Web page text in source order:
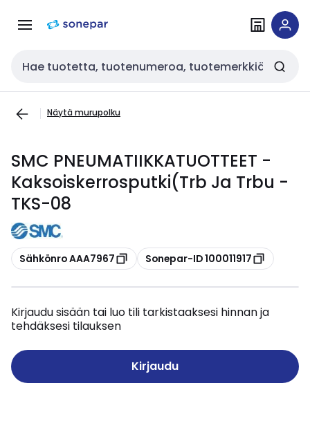
navigointiinsisältöön
Haku
Näytä murupolku
SMC PNEUMATIIKKATUOTTEET -
Kaksoiskerrosputki(Trb Ja Trbu -
TKS-08
Kopioi
Sähkönro AAA7967 Kopioi
Sonepar-ID 100011917
Kirjaudu sisään tai luo tili tarkistaaksesi hinnan ja
tehdäksesi tilauksen
Kirjaudu